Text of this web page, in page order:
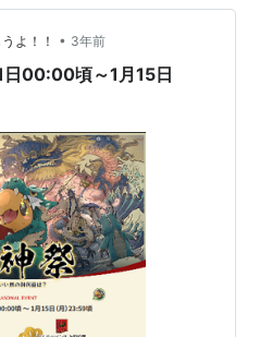
FATE.はきつかった…！！ メ
チョ…
よ！！ • 3年前
00:00頃～1月15日